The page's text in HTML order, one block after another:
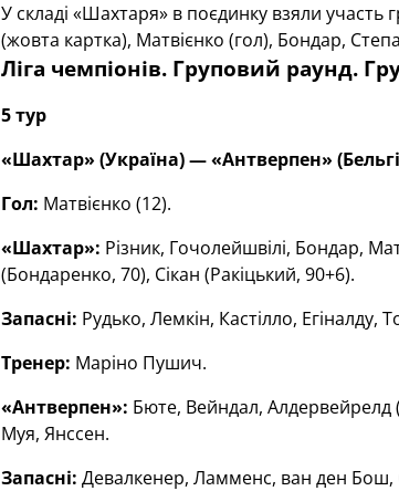
У складі «Шахтаря» в поєдинку взяли участь
(жовта картка), Матвієнко (гол), Бондар,
Ліга чемпіонів. Груповий раунд.
5 тур
«Шахтар» (Україна) — «Антверпен»
Гол: Матвієнко (12).
«Шахтар»: Різник, Гочолейшвілі, Бондар,
(Бондаренко, 70), Сікан (Ракіцький, 90+6).
Запасні: Рудько, Лемкін, Кастілло,
Тренер: Маріно Пушич.
«Антверпен»: Бюте, Вейндал, Алдервейрелд
Муя, Янссен.
Запасні: Девалкенер, Ламменс, ван ден Бош,